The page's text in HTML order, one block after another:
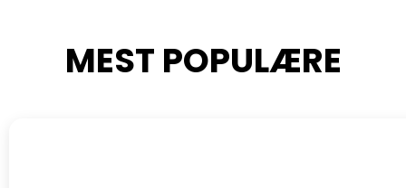
MEST POPULÆRE